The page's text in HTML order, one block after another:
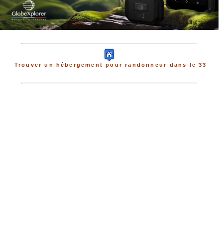
Trouver un hébergement pour randonneur dans le 33